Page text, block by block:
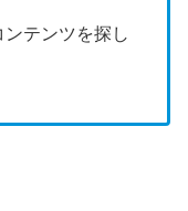
ンテンツを探し